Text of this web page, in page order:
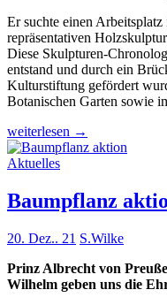
Er suchte einen
repräsentativen
Diese Skulpturen-
entstand und durch ein
Kulturstiftung gefördert
Botanischen Garten sowie
Ein
Edenmensch
wohnt
unserem
Garten
weiterlesen →
Aktuelles
Baumpflanz
20. Dez.. 21 S.Wilke
Prinz Albrecht von
Wilhelm geben uns die